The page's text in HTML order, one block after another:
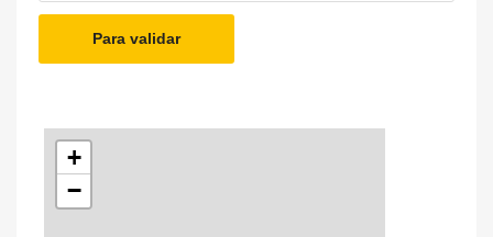
Para validar
+
−